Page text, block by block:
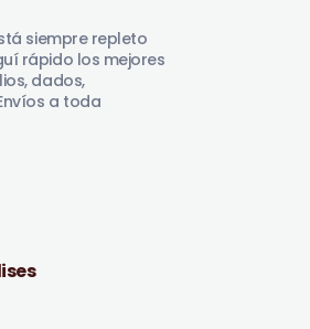
siempre repleto
rápido los mejores
dados,
a toda